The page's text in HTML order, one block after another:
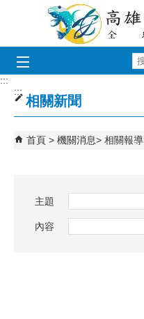
跳到主要內容區塊
:::
:::
相關新聞
首頁 機關消息 相關報導
主題
內容